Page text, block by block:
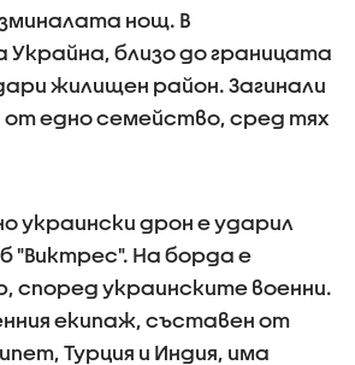
нощ. В
Украйна, близо до границата
жилищен район. Загинали
едно семейство, сред тях
украински дрон е ударил
"Виктрес". На борда е
според украинските военни.
екипаж, съставен от
Турция и Индия, има